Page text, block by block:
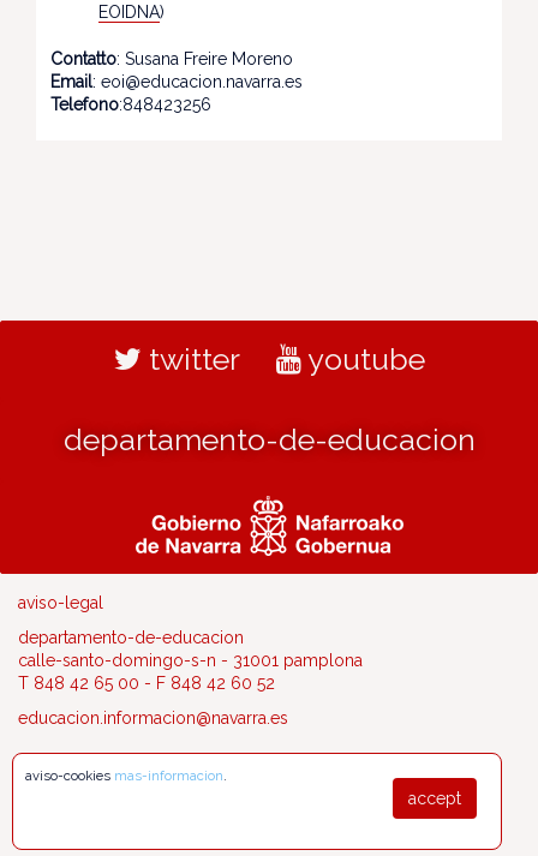
EOIDNA)
Contatto: Susana Freire Moreno
Email: eoi@educacion.navarra.es
Telefono:848423256
twitter youtube
departamento-de-educacion
aviso-legal
departamento-de-educacion
calle-santo-domingo-s-n - 31001 pamplona
T 848 42 65 00 - F 848 42 60 52
educacion.informacion@navarra.es
accept
aviso-cookies mas-informacion.